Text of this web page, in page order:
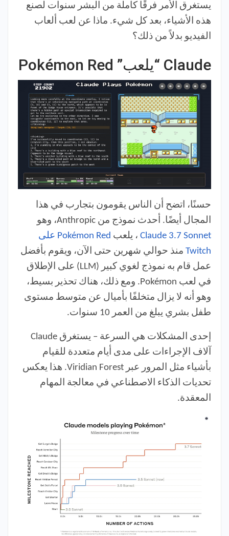
يستغرق الأمر فرقًا كاملة من البشر سنوات لصنع
هذه الأشياء، بعد كل شيء. ماذا عن لعب ألعاب
الفيديو بدلاً من ذلك؟
Claude “يلعب” Pokémon Red
حسنًا، اتضح أن الناس يقومون بتجارب في هذا
المجال أيضًا. أحدث نموذج من Anthropic، وهو
Claude 3.7 Sonnet ، يلعب
Pokémon Red على
Twitch منذ حوالي شهرين حتى الآن، ويقوم بأفضل
عمل قام به نموذج لغوي كبير (LLM) على الإطلاق
في لعب Pokémon. ومع ذلك، هناك تحذير بسيط،
وهو أنه لا يزال متخلفًا بأميال عن متوسط مستوى
طفل بشري يبلغ من العمر 10 سنوات.
إحدى المشكلات هي السرعة – يستغرق Claude
آلاف الإجراءات على مدى أيام متعددة للقيام
بأشياء مثل المرور عبر Viridian Forest. هذا يعكس
تحديات الذكاء الاصطناعي في معالجة المهام
المعقدة.